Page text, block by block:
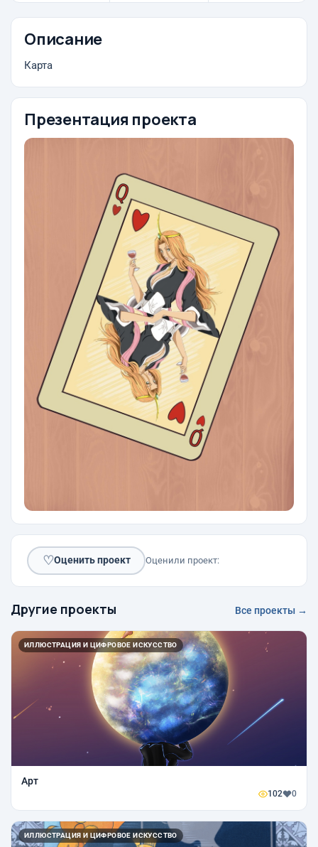
Описание
Карта
Презентация проекта
♡Оценить проект Оценили проект:
Другие проекты Все проекты →
ИЛЛЮСТРАЦИЯ И ЦИФРОВОЕ ИСКУССТВО
Арт
102 0
ИЛЛЮСТРАЦИЯ И ЦИФРОВОЕ ИСКУССТВО